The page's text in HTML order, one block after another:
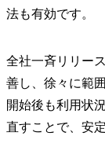
法も有効です。
全社一斉リリー
善し、徐々に範
開始後も利用状
直すことで、安